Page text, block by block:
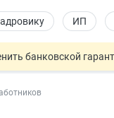
ИП
банковской
о